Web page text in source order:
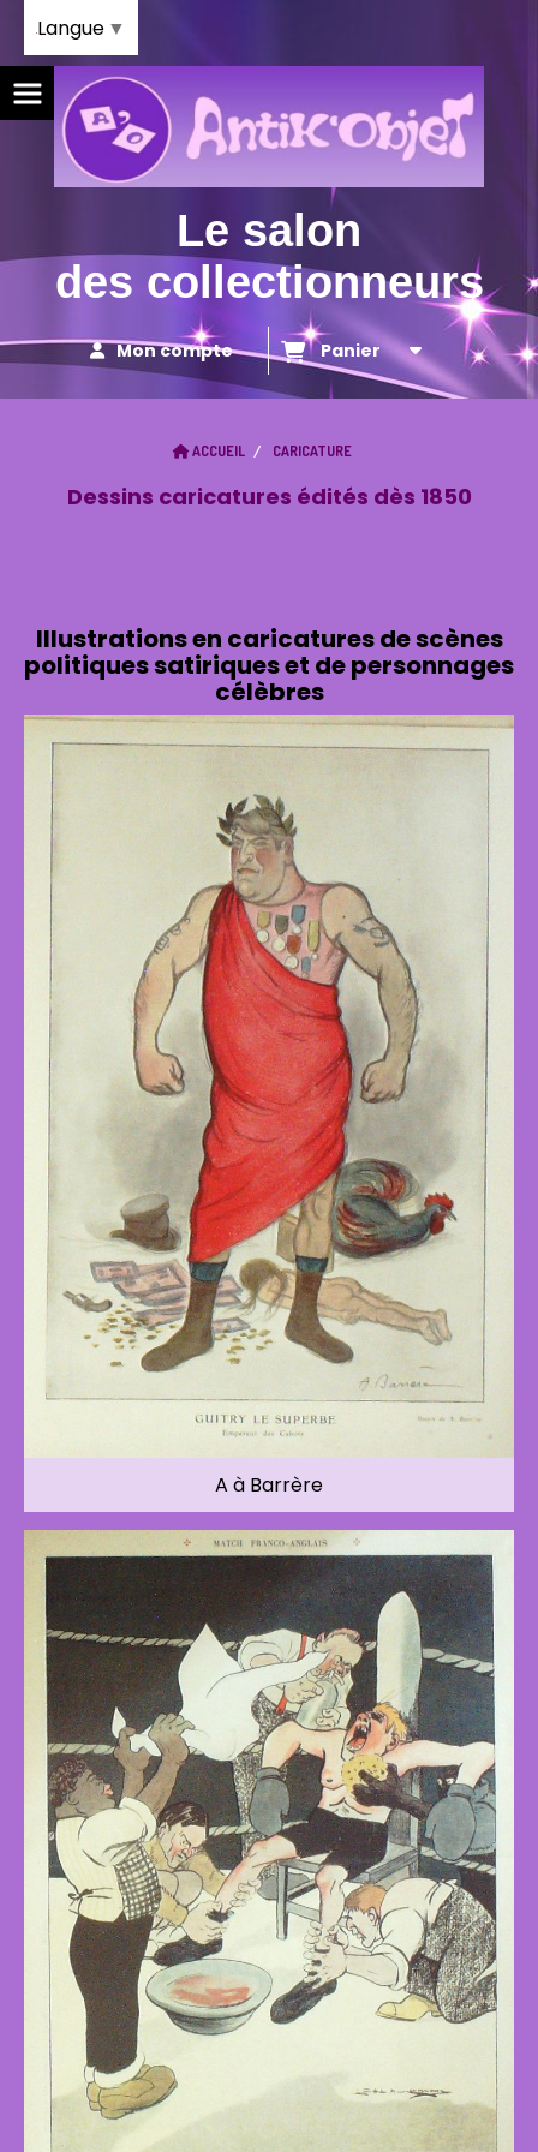
Le salon
des collectionneurs
Mon compte Panier
ACCUEIL CARICATURE
Dessins caricatures édités dès 1850
Illustrations en caricatures de scènes
politiques satiriques et de personnages
célèbres
A à Barrère
Langue ▼